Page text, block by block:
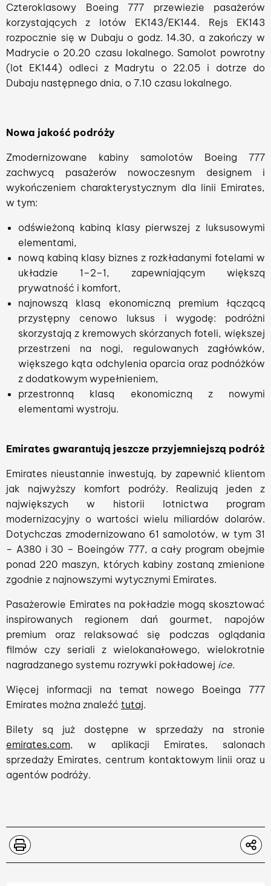
Czteroklasowy Boeing 777 przewiezie pasażerów
korzystających z lotów EK143/EK144. Rejs EK143
rozpocznie się w Dubaju o godz. 14.30, a zakończy w
Madrycie o 20.20 czasu lokalnego. Samolot powrotny
(lot EK144) odleci z Madrytu o 22.05 i dotrze do
Dubaju następnego dnia, o 7.10 czasu lokalnego.
Nowa jakość podróży
Zmodernizowane kabiny samolotów Boeing 777
zachwycą pasażerów nowoczesnym designem i
wykończeniem charakterystycznym dla linii Emirates,
w tym:
odświeżoną kabiną klasy pierwszej z luksusowymi
elementami,
nową kabiną klasy biznes z rozkładanymi fotelami w
układzie 1–2–1, zapewniającym większą
prywatność i komfort,
najnowszą klasą ekonomiczną premium łączącą
przystępny cenowo luksus i wygodę: podróżni
skorzystają z kremowych skórzanych foteli, większej
przestrzeni na nogi, regulowanych zagłówków,
większego kąta odchylenia oparcia oraz podnóżków
z dodatkowym wypełnieniem,
przestronną klasą ekonomiczną z nowymi
elementami wystroju.
Emirates gwarantują jeszcze przyjemniejszą podróż
Emirates nieustannie inwestują, by zapewnić klientom
jak najwyższy komfort podróży. Realizują jeden z
największych w historii lotnictwa program
modernizacyjny o wartości wielu miliardów dolarów.
Dotychczas zmodernizowano 61 samolotów, w tym 31
– A380 i 30 – Boeingów 777, a cały program obejmie
ponad 220 maszyn, których kabiny zostaną zmienione
zgodnie z najnowszymi wytycznymi Emirates.
Pasażerowie Emirates na pokładzie mogą skosztować
inspirowanych regionem dań gourmet, napojów
premium oraz relaksować się podczas oglądania
filmów czy seriali z wielokanałowego, wielokrotnie
nagradzanego systemu rozrywki pokładowej ice.
Więcej informacji na temat nowego Boeinga 777
Emirates można znaleźć tutaj.
Bilety są już dostępne w sprzedaży na stronie
emirates.com, w aplikacji Emirates, salonach
sprzedaży Emirates, centrum kontaktowym linii oraz u
agentów podróży.